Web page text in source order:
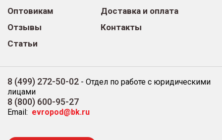
Оптовикам
Отзывы
Статьи
Доставка и оплата
Контакты
8 (499) 272-50-02 - Отдел по работе с юридическими
лицами
8 (800) 600-95-27
Email: evropod@bk.ru